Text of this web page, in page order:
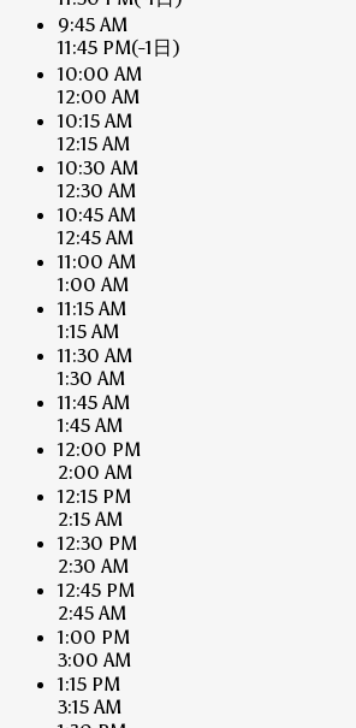
9:45 AM
11:45 PM(-1日)
10:00 AM
12:00 AM
10:15 AM
12:15 AM
10:30 AM
12:30 AM
10:45 AM
12:45 AM
11:00 AM
1:00 AM
11:15 AM
1:15 AM
11:30 AM
1:30 AM
11:45 AM
1:45 AM
12:00 PM
2:00 AM
12:15 PM
2:15 AM
12:30 PM
2:30 AM
12:45 PM
2:45 AM
1:00 PM
3:00 AM
1:15 PM
3:15 AM